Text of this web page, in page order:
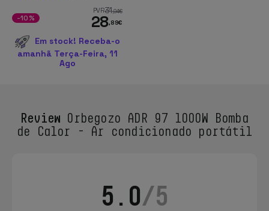
PVR31,94€
28,89€
-10%
Em stock! Receba-o
amanhã Terça-Feira, 11
Ago
Review Orbegozo ADR 97 1000W Bomba
de Calor - Ar condicionado portátil
5.0/5